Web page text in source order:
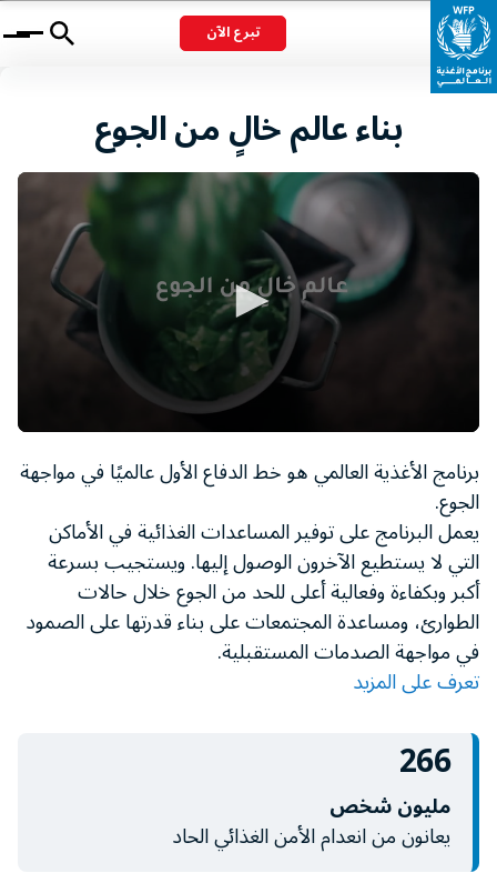
تبرع الآن Menu
بناء عالم خالٍ من الجوع
of
seconds
برنامج الأغذية العالمي هو خط الدفاع الأول عالميًا في مواجهة
الجوع.
يعمل البرنامج على توفير المساعدات الغذائية في الأماكن
التي لا يستطيع الآخرون الوصول إليها. ويستجيب بسرعة
أكبر وبكفاءة وفعالية أعلى للحد من الجوع خلال حالات
الطوارئ، ومساعدة المجتمعات على بناء قدرتها على الصمود
في مواجهة الصدمات المستقبلية.
تعرف على المزيد
266
مليون شخص
يعانون من انعدام الأمن الغذائي الحاد